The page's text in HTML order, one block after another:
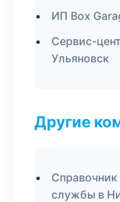
ИП Box
Сервис-
Ульяновск
Другие
службы в